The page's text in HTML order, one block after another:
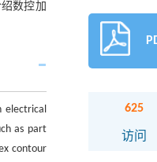
数控加
electrical
as part
contour
625
访问